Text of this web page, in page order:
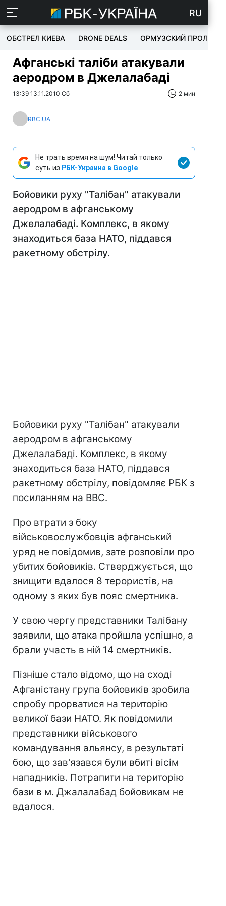
RU
ОБСТРЕЛ КИЕВА DRONE DEALS ОРМУЗСКИЙ ПРОЛИВ
Афганські таліби атакували
аеродром в Джелалабаді
13:39 13.11.2010 Сб 2 мин
RBC.UA
Не трать время на шум! Читай только
суть из РБК-Украина в Google
Бойовики руху "Талібан" атакували
аеродром в афганському
Джелалабаді. Комплекс, в якому
знаходиться база НАТО, піддався
ракетному обстрілу.
Бойовики руху "Талібан" атакували
аеродром в афганському
Джелалабаді. Комплекс, в якому
знаходиться база НАТО, піддався
ракетному обстрілу, повідомляє РБК з
посиланням на ВВС.
Про втрати з боку
військовослужбовців афганський
уряд не повідомив, зате розповіли про
убитих бойовиків. Стверджується, що
знищити вдалося 8 терористів, на
одному з яких був пояс смертника.
У свою чергу представники Талібану
заявили, що атака пройшла успішно, а
брали участь в ній 14 смертників.
Пізніше стало відомо, що на сході
Афганістану група бойовиків зробила
спробу прорватися на територію
великої бази НАТО. Як повідомили
представники військового
командування альянсу, в результаті
бою, що зав'язався були вбиті вісім
нападників. Потрапити на територію
бази в м. Джалалабад бойовикам не
вдалося.